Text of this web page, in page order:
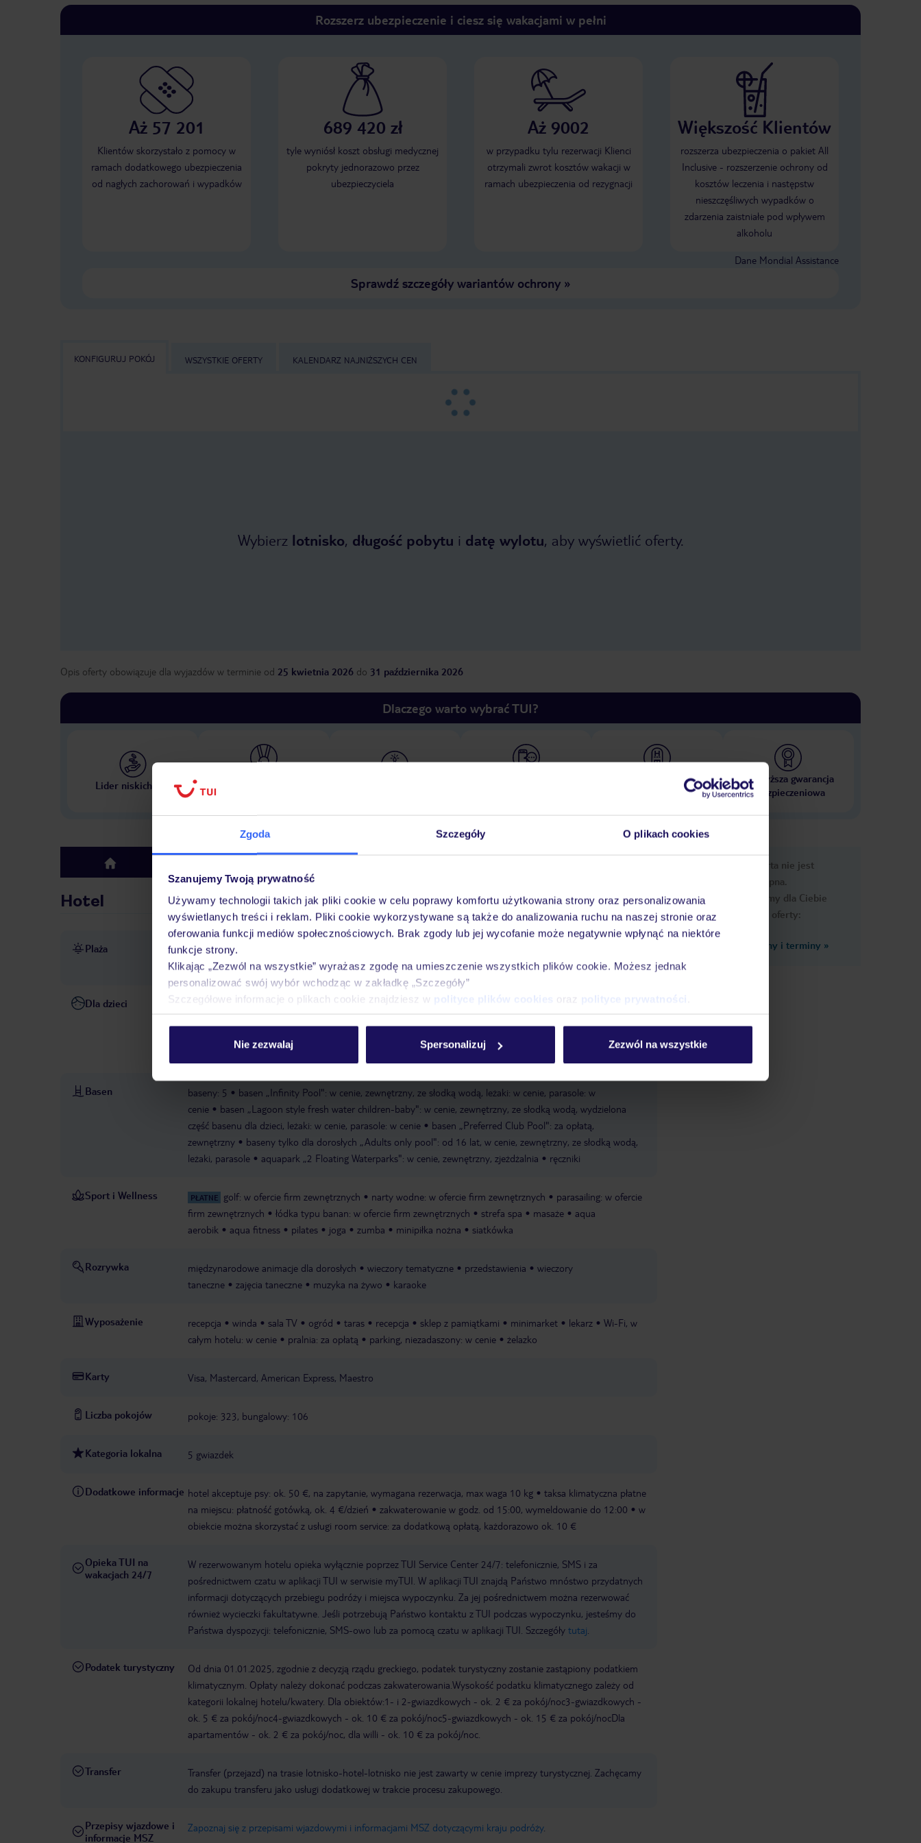
Zgoda Szczegóły O plikach cookies
Szanujemy Twoją prywatność
Używamy technologii takich jak pliki cookie w celu poprawy komfortu użytkowania strony oraz personalizowania
wyświetlanych treści i reklam. Pliki cookie wykorzystywane są także do analizowania ruchu na naszej stronie oraz
oferowania funkcji mediów społecznościowych. Brak zgody lub jej wycofanie może negatywnie wpłynąć na niektóre
funkcje strony.
Klikając „Zezwól na wszystkie” wyrażasz zgodę na umieszczenie wszystkich plików cookie. Możesz jednak
personalizować swój wybór wchodząc w zakładkę „Szczegóły”
Szczegółowe informacje o plikach cookie znajdziesz w polityce plików cookies oraz polityce prywatności
Nie zezwalaj Spersonalizuj Zezwól na wszystkie
Rozszerz ubezpieczenie i ciesz się wakacjami w pełni
Aż 57 201
Klientów skorzystało z pomocy w
ramach dodatkowego ubezpieczenia
od nagłych zachorowań i wypadków
689 420 zł
tyle wyniósł koszt obsługi medycznej
pokryty jednorazowo przez
ubezpieczyciela
Aż 9002
w przypadku tylu rezerwacji Klienci
otrzymali zwrot kosztów wakacji w
ramach ubezpieczenia od rezygnacji
Większość Klientów
rozszerza ubezpieczenia o pakiet All
Inclusive - rozszerzenie ochrony od
kosztów leczenia i następstw
nieszczęśliwych wypadków o
zdarzenia zaistniałe pod wpływem
alkoholu
Dane Mondial Assistance
Sprawdź szczegóły wariantów ochrony»
KONFIGURUJ POKÓJ WSZYSTKIE OFERTY KALENDARZ NAJNIŻSZYCH CEN
Wybierz lotnisko, długość pobytu i datę wylotu, aby wyświetlić oferty.
Opis oferty obowiązuje dla wyjazdów w terminie od 25 kwietnia 2026 do 31 października 2026
Dlaczego warto wybrać TUI?
Lider niskich cen
10 000 hoteli w ponad 50
Najwyższa gwarancja
ubezpieczeniowa
top
Hotel
Plaża bezpośrednio przy piaszczysto-żwirowej plaży z malowniczym widokiem na zatokę Komeno
częścią prywatną hotelu)
piaszczysto-żwirowa schody prowadzące do plaży ręczniki
Dla dzieci
basen dla dzieci „Kids area of the lagoon fresh water pool": w cenie, zewnętrzny, ze słodką wodą, leżaki: w
miniklub: w cenie animacje dla dzieci: kilka razy w tygodniu plac zabaw
dzieci/niemowląt: w cenie
klub dla nastolatków: 13-17 lat, w cenie
Basen baseny: 5
basen „Infinity Pool": w cenie, zewnętrzny, ze słodką wodą, leżaki: w cenie, parasole: w
cenie
basen „Lagoon style fresh water children-baby": w cenie, zewnętrzny, ze słodką wodą, wydzielona
część basenu dla dzieci, leżaki: w cenie, parasole: w cenie
basen „Preferred Club Pool": za opłatą,
zewnętrzny
baseny tylko dla dorosłych „Adults only pool": od 16 lat, w cenie, zewnętrzny, ze słodką wodą,
leżaki, parasole
aquapark „2 Floating Waterparks": w cenie, zewnętrzny, zjeżdżalnia ręczniki
Sport i Wellness PŁATNE golf: w ofercie firm zewnętrznych narty wodne: w ofercie firm zewnętrznych
parasailing: w ofercie
firm zewnętrznych
łódka typu banan: w ofercie firm zewnętrznych strefa spa masaże
aqua
aerobik
aqua fitness pilates joga zumba minipiłka nożna siatkówka
Rozrywka międzynarodowe animacje dla dorosłych wieczory tematyczne przedstawienia
wieczory
taneczne
zajęcia taneczne muzyka na żywo karaoke
Wyposażenie recepcja winda sala TV ogród taras recepcja sklep z pamiątkami minimarket lekarz
Wi-Fi, w
całym hotelu: w cenie
pralnia: za opłatą parking, niezadaszony: w cenie żelazko
Karty Visa, Mastercard, American Express, Maestro
Liczba pokojów pokoje: 323, bungalowy: 106
Kategoria lokalna 5 gwiazdek
Dodatkowe informacje hotel akceptuje psy: ok. 50 €, na zapytanie, wymagana rezerwacja, max waga 10 kg
taksa klimatyczna płatne
na miejscu: płatność gotówką, ok. 4 €/dzień
zakwaterowanie w godz. od 15:00, wymeldowanie do 12:00
w
obiekcie można skorzystać z usługi room service: za dodatkową opłatą, każdorazowo ok. 10 €
Opieka TUI na
wakacjach 24/7
W rezerwowanym hotelu opieka wyłącznie poprzez TUI Service Center 24/7: telefonicznie, SMS i za
pośrednictwem czatu w aplikacji TUI w serwisie myTUI. W aplikacji TUI znajdą Państwo mnóstwo przydatnych
informacji dotyczących przebiegu podróży i miejsca wypoczynku. Za jej pośrednictwem można rezerwować
również wycieczki fakultatywne. Jeśli potrzebują Państwo kontaktu z TUI podczas wypoczynku, jesteśmy do
Państwa dyspozycji: telefonicznie, SMS-owo lub za pomocą czatu w aplikacji TUI. Szczegóły tutaj
Podatek turystyczny
Od dnia 01.01.2025, zgodnie z decyzją rządu greckiego, podatek turystyczny zostanie zastąpiony podatkiem
klimatycznym. Opłaty należy dokonać podczas zakwaterowania.Wysokość podatku klimatycznego zależy od
kategorii lokalnej hotelu/kwatery. Dla obiektów:1- i 2-gwiazdkowych - ok. 2 € za pokój/noc3-gwiazdkowych -
ok. 5 € za pokój/noc4-gwiazdkowych - ok. 10 € za pokój/noc5-gwiazdkowych - ok. 15 € za pokój/nocDla
apartamentów - ok. 2 € za pokój/noc, dla willi - ok. 10 € za pokój/noc.
Transfer
Transfer (przejazd) na trasie lotnisko-hotel-lotnisko nie jest zawarty w cenie imprezy turystycznej. Zachęcamy
do zakupu transferu jako usługi dodatkowej w trakcie procesu zakupowego.
Przepisy wjazdowe i
informacje MSZ
Zapoznaj się z przepisami wjazdowymi i informacjami MSZ dotyczącymi kraju podróży.
Ups, ta oferta nie jest
dostępna.
Przygotowaliśmy dla Ciebie
podobne oferty:
Zobacz inne ceny i terminy »